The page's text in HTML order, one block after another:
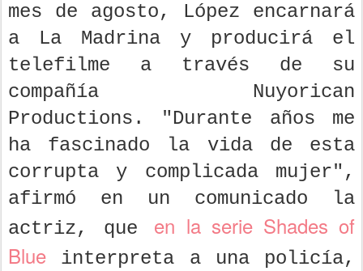
mes de agosto, López encarnará
a La Madrina y producirá el
telefilme a través de su
compañía Nuyorican
Productions. "Durante años me
ha fascinado la vida de esta
corrupta y complicada mujer",
afirmó en un comunicado la
actriz, que en la serie Shades of
Blue interpreta a una policía,